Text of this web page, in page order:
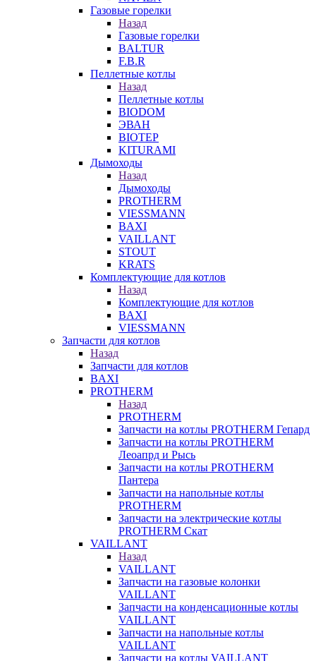
Газовые горелки
Назад
Газовые горелки
BALTUR
F.B.R
Пеллетные котлы
Назад
Пеллетные котлы
BIODOM
ЭВАН
BIOTEP
KITURAMI
Дымоходы
Назад
Дымоходы
PROTHERM
VIESSMANN
BAXI
VAILLANT
STOUT
KRATS
Комплектующие для котлов
Назад
Комплектующие для котлов
BAXI
VIESSMANN
Запчасти для котлов
Назад
Запчасти для котлов
BAXI
PROTHERM
Назад
PROTHERM
Запчасти на котлы PROTHERM Гепард
Запчасти на котлы PROTHERM
Леоапрд и Рысь
Запчасти на котлы PROTHERM
Пантера
Запчасти на напольные котлы
PROTHERM
Запчасти на электрические котлы
PROTHERM Скат
VAILLANT
Назад
VAILLANT
Запчасти на газовые колонки
VAILLANT
Запчасти на конденсационные котлы
VAILLANT
Запчасти на напольные котлы
VAILLANT
Запчасти на котлы VAILLANT